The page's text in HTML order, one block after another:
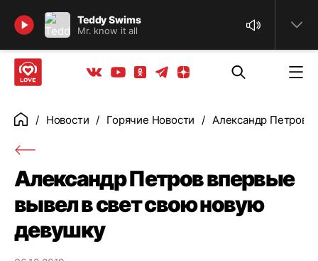
Teddy Swims
Mr. know it all
Найти
Вконтакте
YoutubeОдноклассники
ТелеграмЯндекс дзен
ГлавнаяНовости Горячие Новости Александр Петров
Александр Петров впервые
вывел в свет свою новую
девушку